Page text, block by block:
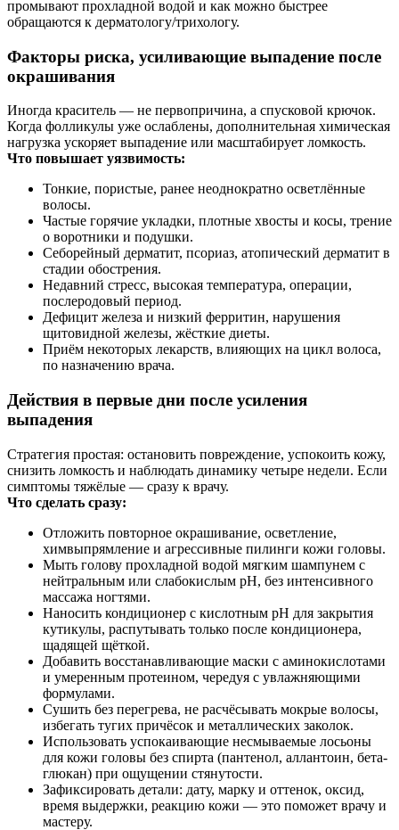
промывают прохладной водой и как можно быстрее
обращаются к дерматологу/трихологу.
Факторы риска, усиливающие выпадение после
окрашивания
Иногда краситель — не первопричина, а спусковой крючок.
Когда фолликулы уже ослаблены, дополнительная химическая
нагрузка ускоряет выпадение или масштабирует ломкость.
Что повышает уязвимость:
Тонкие, пористые, ранее неоднократно осветлённые
волосы.
Частые горячие укладки, плотные хвосты и косы, трение
о воротники и подушки.
Себорейный дерматит, псориаз, атопический дерматит в
стадии обострения.
Недавний стресс, высокая температура, операции,
послеродовый период.
Дефицит железа и низкий ферритин, нарушения
щитовидной железы, жёсткие диеты.
Приём некоторых лекарств, влияющих на цикл волоса,
по назначению врача.
Действия в первые дни после усиления
выпадения
Стратегия простая: остановить повреждение, успокоить кожу,
снизить ломкость и наблюдать динамику четыре недели. Если
симптомы тяжёлые — сразу к врачу.
Что сделать сразу:
Отложить повторное окрашивание, осветление,
химвыпрямление и агрессивные пилинги кожи головы.
Мыть голову прохладной водой мягким шампунем с
нейтральным или слабокислым pH, без интенсивного
массажа ногтями.
Наносить кондиционер с кислотным pH для закрытия
кутикулы, распутывать только после кондиционера,
щадящей щёткой.
Добавить восстанавливающие маски с аминокислотами
и умеренным протеином, чередуя с увлажняющими
формулами.
Сушить без перегрева, не расчёсывать мокрые волосы,
избегать тугих причёсок и металлических заколок.
Использовать успокаивающие несмываемые лосьоны
для кожи головы без спирта (пантенол, аллантоин, бета-
глюкан) при ощущении стянутости.
Зафиксировать детали: дату, марку и оттенок, оксид,
время выдержки, реакцию кожи — это поможет врачу и
мастеру.